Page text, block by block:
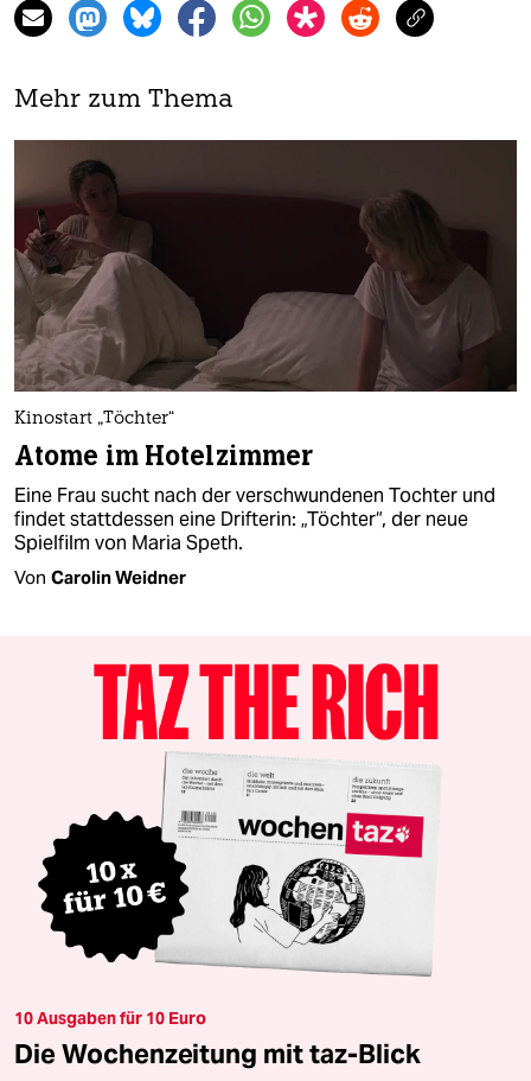
Mehr zum Thema
Kinostart „Töchter“
Atome im Hotelzimmer
Eine Frau sucht nach der verschwundenen Tochter und
findet stattdessen eine Drifterin: „Töchter“, der neue
Spielfilm von Maria Speth.
Von Carolin Weidner
10 Ausgaben für 10 Euro
Die Wochenzeitung mit taz-Blick